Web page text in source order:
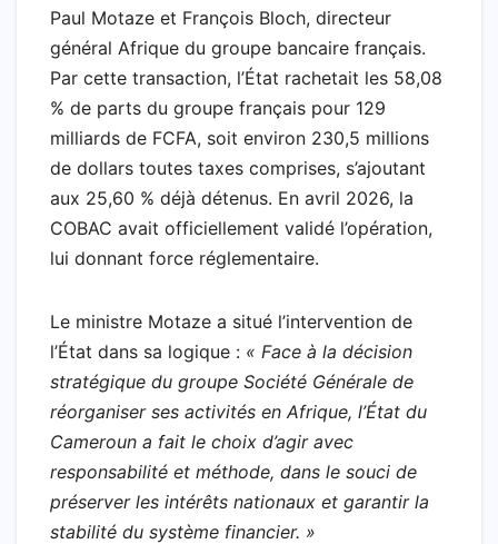
Paul Motaze et François Bloch, directeur
général Afrique du groupe bancaire français.
Par cette transaction, l’État rachetait les 58,08
% de parts du groupe français pour 129
milliards de FCFA, soit environ 230,5 millions
de dollars toutes taxes comprises, s’ajoutant
aux 25,60 % déjà détenus. En avril 2026, la
COBAC avait officiellement validé l’opération,
lui donnant force réglementaire.
Le ministre Motaze a situé l’intervention de
l’État dans sa logique : « Face à la décision
stratégique du groupe Société Générale de
réorganiser ses activités en Afrique, l’État du
Cameroun a fait le choix d’agir avec
responsabilité et méthode, dans le souci de
préserver les intérêts nationaux et garantir la
stabilité du système financier. »